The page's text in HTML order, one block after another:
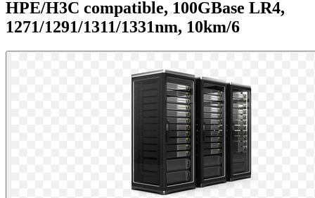
HPE/H3C compatible, 100GBase LR4,
1271/1291/1311/1331nm, 10km/6